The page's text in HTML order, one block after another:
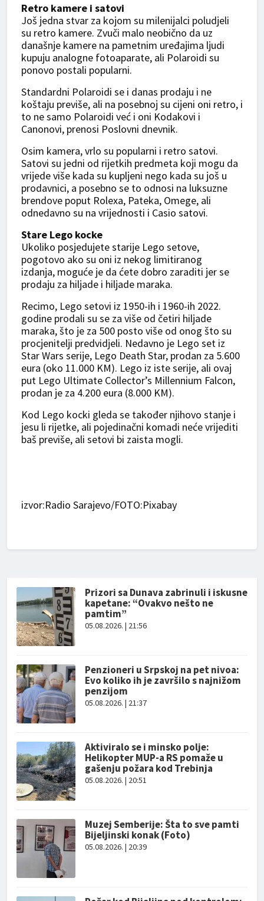
Retro kamere i satovi
Još jedna stvar za kojom su milenijalci poludjeli
su retro kamere. Zvuči malo neobično da uz
današnje kamere na pametnim uređajima ljudi
kupuju analogne fotoaparate, ali Polaroidi su
ponovo postali popularni.
Standardni Polaroidi se i danas prodaju i ne
koštaju previše, ali na posebnoj su cijeni oni retro, i
to ne samo Polaroidi već i oni Kodakovi i
Canonovi, prenosi Poslovni dnevnik.
Osim kamera, vrlo su popularni i retro satovi.
Satovi su jedni od rijetkih predmeta koji mogu da
vrijede više kada su kupljeni nego kada su još u
prodavnici, a posebno se to odnosi na luksuzne
brendove poput Rolexa, Pateka, Omege, ali
odnedavno su na vrijednosti i Casio satovi.
Stare Lego kocke
Ukoliko posjedujete starije Lego setove,
pogotovo ako su oni iz nekog limitiranog
izdanja, moguće je da ćete dobro zaraditi jer se
prodaju za hiljade i hiljade maraka.
Recimo, Lego setovi iz 1950-ih i 1960-ih 2022.
godine prodali su se za više od četiri hiljade
maraka, što je za 500 posto više od onog što su
procjenitelji predvidjeli. Nedavno je Lego set iz
Star Wars serije, Lego Death Star, prodan za 5.600
eura (oko 11.000 KM). Lego iz iste serije, ali ovaj
put Lego Ultimate Collector’s Millennium Falcon,
prodan je za 4.200 eura (8.000 KM).
Kod Lego kocki gleda se također njihovo stanje i
jesu li rijetke, ali pojedinačni komadi neće vrijediti
baš previše, ali setovi bi zaista mogli.
izvor:Radio Sarajevo/FOTO:Pixabay
Prizori sa Dunava zabrinuli i iskusne
kapetane: “Ovakvo nešto ne
pamtim”
05.08.2026. | 21:56
Penzioneri u Srpskoj na pet nivoa:
Evo koliko ih je završilo s najnižom
penzijom
05.08.2026. | 21:37
Aktiviralo se i minsko polje:
Helikopter MUP-a RS pomaže u
gašenju požara kod Trebinja
05.08.2026. | 20:51
Muzej Semberije: Šta to sve pamti
Bijeljinski konak (Foto)
05.08.2026. | 20:39